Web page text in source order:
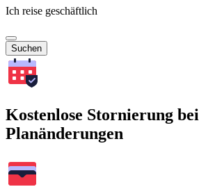
Ich reise geschäftlich
Suchen
Kostenlose Stornierung bei
Planänderungen